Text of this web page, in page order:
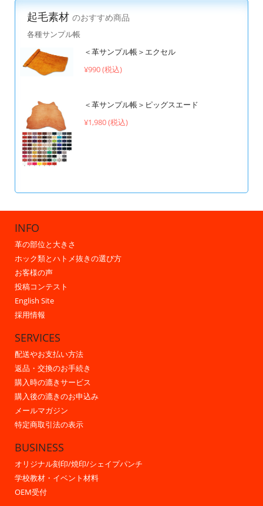
起毛素材 のおすすめ商品
各種サンプル帳
＜革サンプル帳＞エクセル
¥990 (税込)
＜革サンプル帳＞ピッグスエード
¥1,980 (税込)
INFO
革の部位と大きさ
ホック類とハトメ抜きの選び方
お客様の声
投稿コンテスト
English Site
採用情報
SERVICES
配送やお支払い方法
返品・交換のお手続き
購入時の漉きサービス
購入後の漉きのお申込み
メールマガジン
特定商取引法の表示
BUSINESS
オリジナル刻印/焼印/シェイプパンチ
学校教材・イベント材料
OEM受付